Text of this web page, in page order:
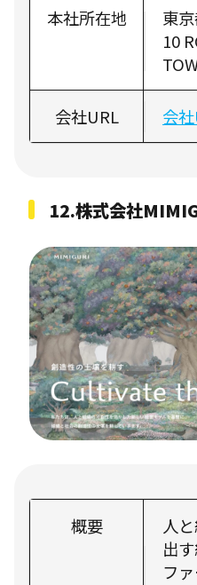
本社所在地
東
10
会社URL 会
12.株式会社
概要
人
出
フ